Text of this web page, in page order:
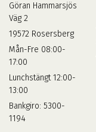
Göran Hammarsjös
Väg 2
19572 Rosersberg
Mån-Fre 08:00-
17:00
Lunchstängt 12:00-
13:00
Bankgiro: 5300-
1194